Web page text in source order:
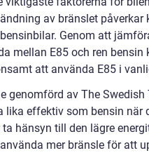
av bränslet
Genom att
mellan E85 och ren
att använda E85 i
genomförd av The
lika effektiv som bensin när
hänsyn till den lägre
mer bränsle för att